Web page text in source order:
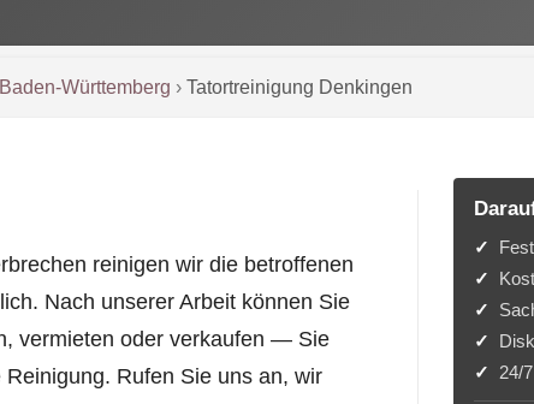
Baden-Württemberg › Tatortreinigung Denkingen
reinigen wir die betroffenen
Nach unserer Arbeit können Sie
vermieten oder verkaufen — Sie
Rufen Sie uns an, wir
24/